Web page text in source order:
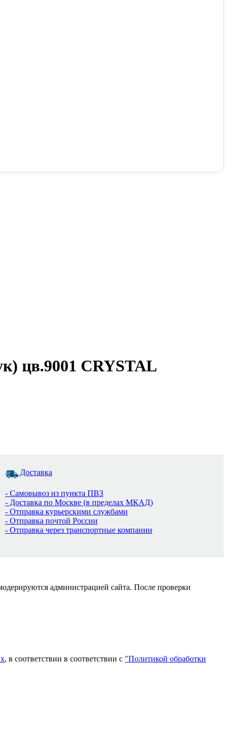
цв.9001 CRYSTAL
Доставка
- Самовывоз из пункта ПВЗ
- Доставка по Москве (в пределах МКАД)
- Отправка курьерскими службами
- Отправка почтой России
- Отправка через транспортные компании
администрацией сайта. После проверки
, в соответствии в соответствии с "Политикой обработки